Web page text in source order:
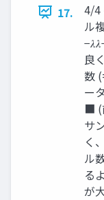
17.
4/4
ル
良
数
ー
■ (
サ
く
ル
る
が